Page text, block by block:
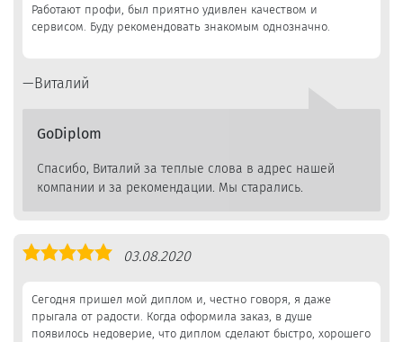
Работают профи, был приятно удивлен качеством и
сервисом. Буду рекомендовать знакомым однозначно.
Виталий
GoDiplom
Спасибо, Виталий за теплые слова в адрес нашей
компании и за рекомендации. Мы старались.
Оценка
03.08.2020
Сегодня пришел мой диплом и, честно говоря, я даже
прыгала от радости. Когда оформила заказ, в душе
появилось недоверие, что диплом сделают быстро, хорошего